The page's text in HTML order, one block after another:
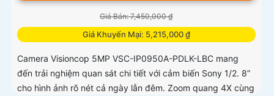
Giá Bán: 7,450,000 ₫
Giá Khuyến Mại: 5,215,000 ₫
Camera Visioncop 5MP VSC-IP0950A-PDLK-LBC mang
đến trải nghiệm quan sát chi tiết với cảm biến Sony 1/2. 8”
cho hình ảnh rõ nét cả ngày lẫn đêm. Zoom quang 4X cùng